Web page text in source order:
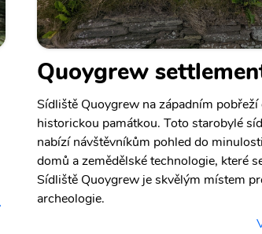
Quoygrew
Sídliště Quoygrew na západním
historickou památkou. Toto starobylé
nabízí návštěvníkům pohled do
domů a zemědělské technologie, které
Sídliště Quoygrew je skvělým místem
archeologie.